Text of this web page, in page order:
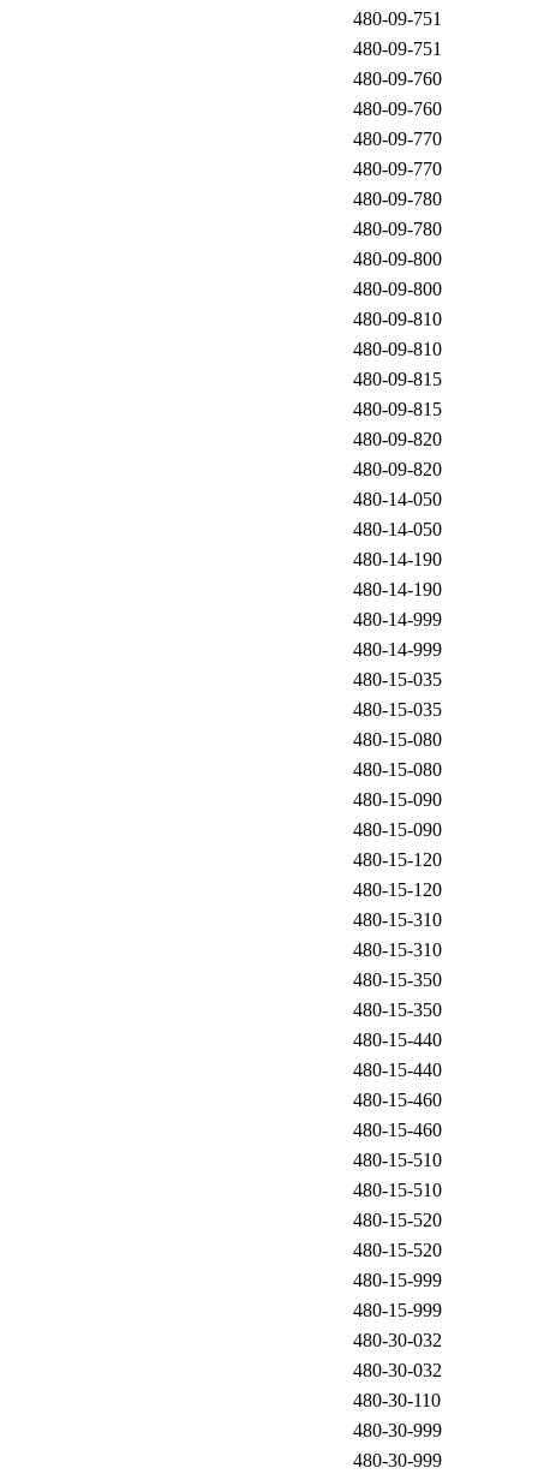
480-09-751
480-09-751
480-09-760
480-09-760
480-09-770
480-09-770
480-09-780
480-09-780
480-09-800
480-09-800
480-09-810
480-09-810
480-09-815
480-09-815
480-09-820
480-09-820
480-14-050
480-14-050
480-14-190
480-14-190
480-14-999
480-14-999
480-15-035
480-15-035
480-15-080
480-15-080
480-15-090
480-15-090
480-15-120
480-15-120
480-15-310
480-15-310
480-15-350
480-15-350
480-15-440
480-15-440
480-15-460
480-15-460
480-15-510
480-15-510
480-15-520
480-15-520
480-15-999
480-15-999
480-30-032
480-30-032
480-30-110
480-30-999
480-30-999